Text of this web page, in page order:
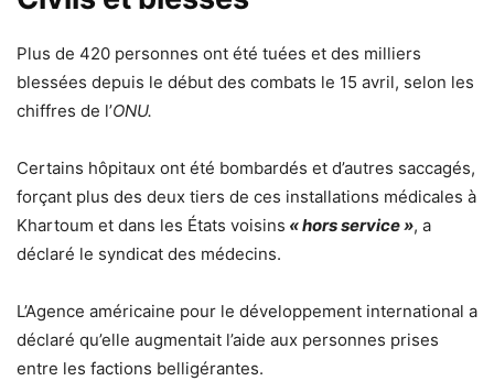
Plus de 420 personnes ont été tuées et des milliers
blessées depuis le début des combats le 15 avril, selon les
chiffres de l’ONU.
Certains hôpitaux ont été bombardés et d’autres saccagés,
forçant plus des deux tiers de ces installations médicales à
Khartoum et dans les États voisins « hors service », a
déclaré le syndicat des médecins.
L’Agence américaine pour le développement international a
déclaré qu’elle augmentait l’aide aux personnes prises
entre les factions belligérantes.